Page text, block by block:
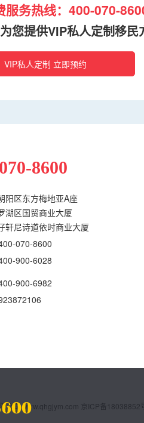
服务热线：400-070-
您提供VIP私人定制移民
VIP私人定制 立即预约
8600
阳区东方梅地亚A座
湖区国贸商业大厦
轩尼诗道依时商业大厦
070-8600
900-6028
900-6982
公司 www.qhgjym.com 京ICP备18038852